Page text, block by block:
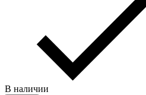
В наличии